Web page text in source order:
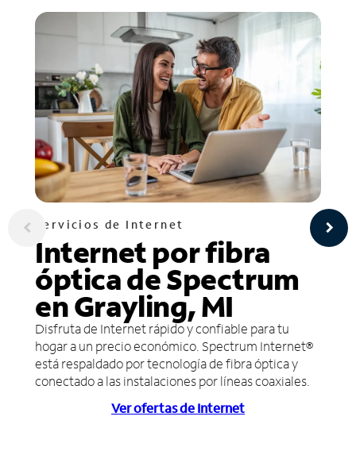
Servicios de Internet
Internet por fibra
óptica de Spectrum
en Grayling, MI
Disfruta de Internet rápido y confiable para tu
hogar a un precio económico. Spectrum Internet®
está respaldado por tecnología de fibra óptica y
conectado a las instalaciones por líneas coaxiales.
Ver ofertas de Internet